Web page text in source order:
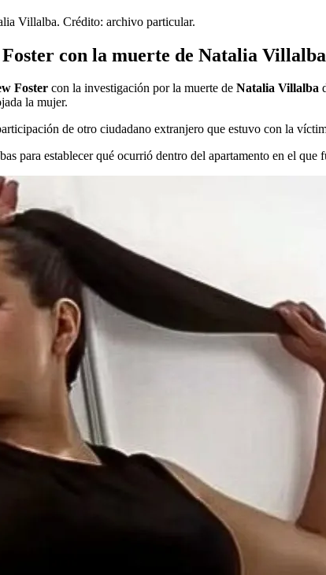
Villalba. Crédito: archivo particular.
con la muerte de Natalia
Foster con la investigación por la muerte de Natalia Villalba
la mujer.
de otro ciudadano extranjero que estuvo con la
para establecer qué ocurrió dentro del apartamento en el que